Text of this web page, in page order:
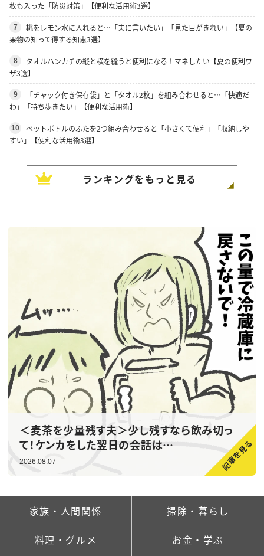
枚も入った「防災対策」【便利な活用術3選】
7
桃をレモン水に入れると…「夫に言いたい」「見た目がきれい」【夏の
果物の知って得する知恵3選】
8
タオルハンカチの縦と横を縫うと便利になる！マネしたい【夏の便利ワ
ザ3選】
9
「チャック付き保存袋」と「タオル2枚」を組み合わせると…「快適だ
わ」「持ち歩きたい」【便利な活用術】
10
ペットボトルのふたを2つ組み合わせると「小さくて便利」「収納しや
すい」【便利な活用術3選】
ランキングをもっと見る
＜麦茶を少量残す夫＞少し残すなら飲み切っ
て！ケンカをした翌日の会話は…
2026.08.07
家族・人間関係 掃除・暮らし
料理・グルメ お金・学ぶ